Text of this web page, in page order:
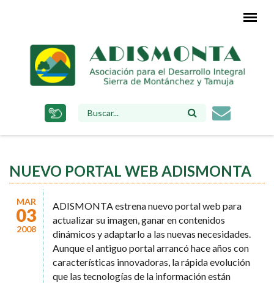
principal
BÚSQUEDA
NUEVO PORTAL WEB ADISMONTA
MAR
03
2008
ADISMONTA estrena nuevo portal web para
actualizar su imagen, ganar en contenidos
dinámicos y adaptarlo a las nuevas necesidades.
Aunque el antiguo portal arrancó hace años con
características innovadoras, la rápida evolución
que las tecnologías de la información están